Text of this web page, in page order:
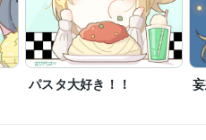
パスタ大好き！！